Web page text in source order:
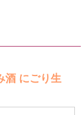
酒 にごり生